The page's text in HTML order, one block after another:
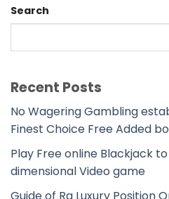
Search
Recent Posts
No Wagering Gambling
Finest Choice Free Added
Play Free online Blackjack
dimensional Video game
Guide of Ra Luxury Position